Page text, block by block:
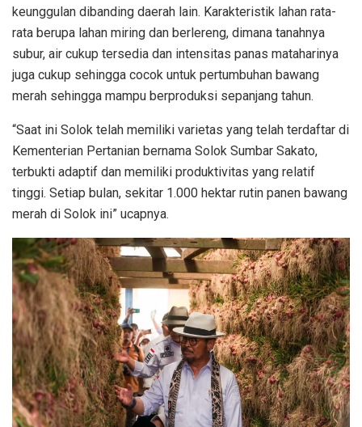
keunggulan dibanding daerah lain. Karakteristik lahan rata-
rata berupa lahan miring dan berlereng, dimana tanahnya
subur, air cukup tersedia dan intensitas panas mataharinya
juga cukup sehingga cocok untuk pertumbuhan bawang
merah sehingga mampu berproduksi sepanjang tahun.
“Saat ini Solok telah memiliki varietas yang telah terdaftar di
Kementerian Pertanian bernama Solok Sumbar Sakato,
terbukti adaptif dan memiliki produktivitas yang relatif
tinggi. Setiap bulan, sekitar 1.000 hektar rutin panen bawang
merah di Solok ini” ucapnya.